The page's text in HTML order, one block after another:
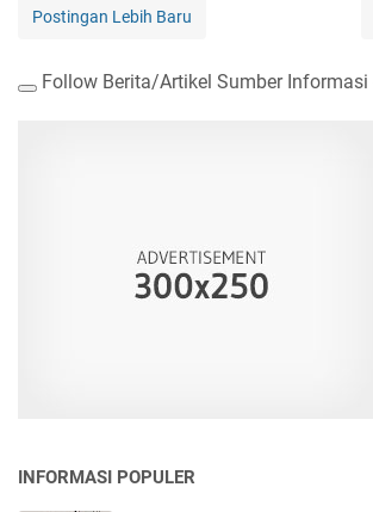
Postingan Lebih Baru
Follow Berita/Artikel Sumber Informasi
INFORMASI POPULER